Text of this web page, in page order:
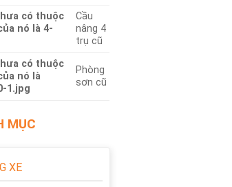
Cầu
nâng 4
trụ cũ
Phòng
sơn cũ
MỤC
XE